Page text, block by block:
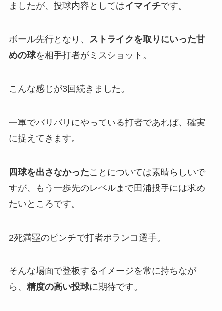
ましたが、投球内容としてはイマイチです。
ボール先行となり、 ストライクを取りにいった甘
めの球を相手打者がミスショット。
こんな感じが3回続きました。
一軍でバリバリにやっている打者であれば、確実
に捉えてきます。
四球を出さなかったことについては素晴らしいで
すが、もう一歩先のレベルまで田浦投手には求め
たいところです。
2死満塁のピンチで打者ポランコ選手。
そんな場面で登板するイメージを常に持ちなが
ら、 精度の高い投球に期待です。